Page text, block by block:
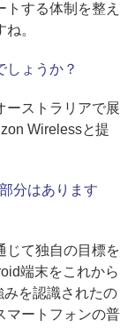
する体制を整え
。
ょうか？
ストラリアで展
Wirelessと提
分はあります
て独自の目標を
端末をこれから
を認識されたの
マートフォンの普